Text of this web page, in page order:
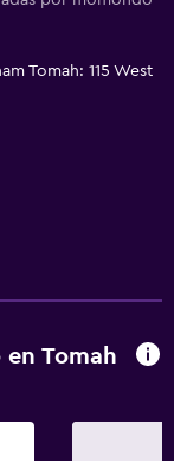
Tomah: 115 West
Tomah